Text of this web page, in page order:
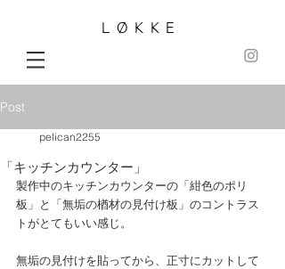
LØKKE
Post
「キッチンカウンター」
pelican2255
製作中のキッチンカウンターの「紺色のポリ
板」と「無垢の楢材の見付け板」のコントラス
トがとてもいい感じ。
無垢の見付けを貼ってから、正寸にカットして